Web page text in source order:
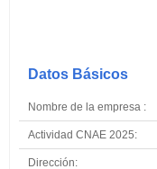
Datos Básicos
Nombre de la empresa :
Actividad CNAE 2025:
Dirección: